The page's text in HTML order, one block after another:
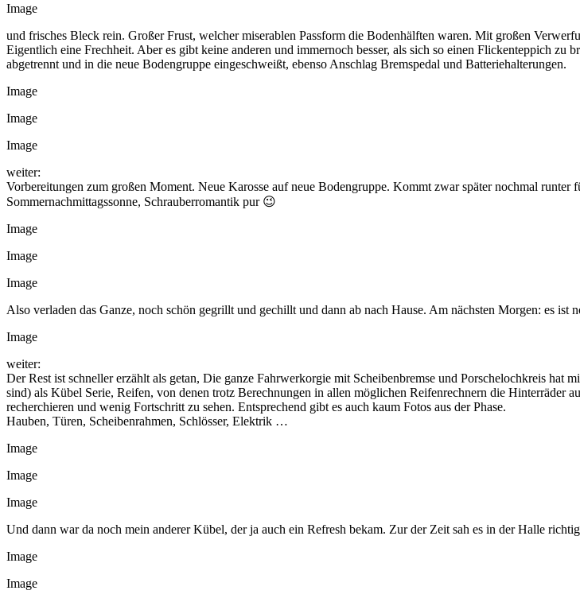
Image
und frisches Bleck rein. Großer Frust, welcher miserablen Passform die Bodenhälften waren. Mit großen
Eigentlich eine Frechheit. Aber es gibt keine anderen und immernoch besser, als sich so einen Flickenteppich
abgetrennt und in die neue Bodengruppe eingeschweißt, ebenso Anschlag Bremspedal und Batteriehalterungen.
Image
Image
Image
weiter:
Vorbereitungen zum großen Moment. Neue Karosse auf neue Bodengruppe. Kommt zwar später nochmal
Sommernachmittagssonne, Schrauberromantik pur 😉
Image
Image
Image
Also verladen das Ganze, noch schön gegrillt und gechillt und dann ab nach Hause. Am nächsten Morgen: es
Image
weiter:
Der Rest ist schneller erzählt als getan, Die ganze Fahrwerkorgie mit Scheibenbremse und Porschelochkreis hat
sind) als Kübel Serie, Reifen, von denen trotz Berechnungen in allen möglichen Reifenrechnern die Hinterräder
recherchieren und wenig Fortschritt zu sehen. Entsprechend gibt es auch kaum Fotos aus der Phase.
Hauben, Türen, Scheibenrahmen, Schlösser, Elektrik …
Image
Image
Image
Und dann war da noch mein anderer Kübel, der ja auch ein Refresh bekam. Zur der Zeit sah es in der Halle
Image
Image